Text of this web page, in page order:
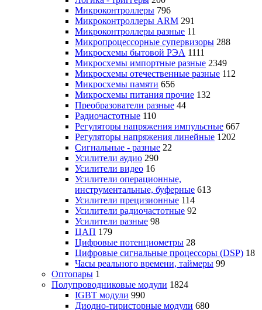
Микроконтроллеры 796
Микроконтроллеры ARM 291
Микроконтроллеры разные 11
Микропроцессорные супервизоры 288
Микросхемы бытовой РЭА 1111
Микросхемы импортные разные 2349
Микросхемы отечественные разные 112
Микросхемы памяти 656
Микросхемы питания прочие 132
Преобразователи разные 44
Радиочастотные 110
Регуляторы напряжения импульсные 667
Регуляторы напряжения линейные 1202
Сигнальные - разные 22
Усилители аудио 290
Усилители видео 16
Усилители операционные,
инструментальные, буферные 613
Усилители прецизионные 114
Усилители радиочастотные 92
Усилители разные 98
ЦАП 179
Цифровые потенциометры 28
Цифровые сигнальные процессоры (DSP) 18
Часы реального времени, таймеры 99
Оптопары 1
Полупроводниковые модули 1824
IGBT модули 990
Диодно-тиристорные модули 680